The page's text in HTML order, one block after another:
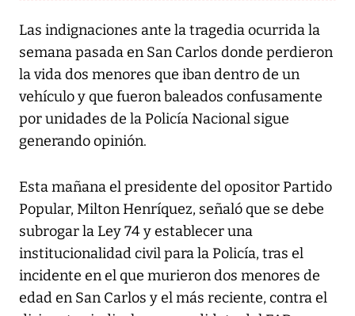
Las indignaciones ante la tragedia ocurrida la
semana pasada en San Carlos donde perdieron
la vida dos menores que iban dentro de un
vehículo y que fueron baleados confusamente
por unidades de la Policía Nacional sigue
generando opinión.
Esta mañana el presidente del opositor Partido
Popular, Milton Henríquez, señaló que se debe
subrogar la Ley 74 y establecer una
institucionalidad civil para la Policía, tras el
incidente en el que murieron dos menores de
edad en San Carlos y el más reciente, contra el